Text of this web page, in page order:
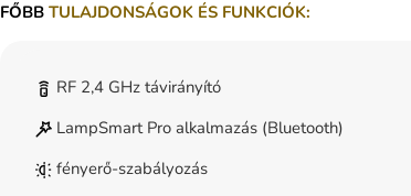
FŐBBTULAJDONSÁGOK ÉS FUNKCIÓK:
RF 2,4 GHz távirányító
LampSmart Pro alkalmazás (Bluetooth)
fényerő-szabályozás